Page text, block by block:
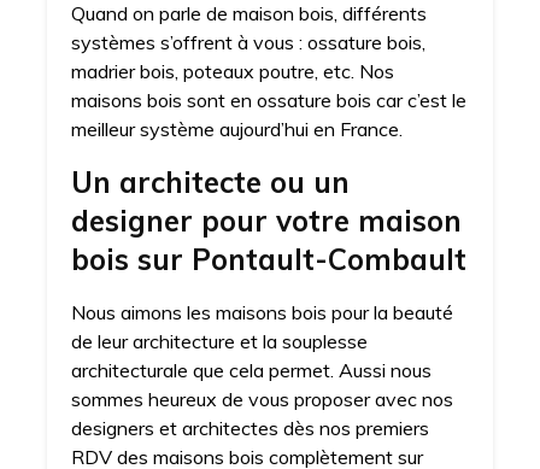
Quand on parle de maison bois, différents
systèmes s’offrent à vous : ossature bois,
madrier bois, poteaux poutre, etc. Nos
maisons bois sont en ossature bois car c’est le
meilleur système aujourd’hui en France.
Un architecte ou un
designer pour votre maison
bois sur Pontault-Combault
Nous aimons les maisons bois pour la beauté
de leur architecture et la souplesse
architecturale que cela permet. Aussi nous
sommes heureux de vous proposer avec nos
designers et architectes dès nos premiers
RDV des maisons bois complètement sur